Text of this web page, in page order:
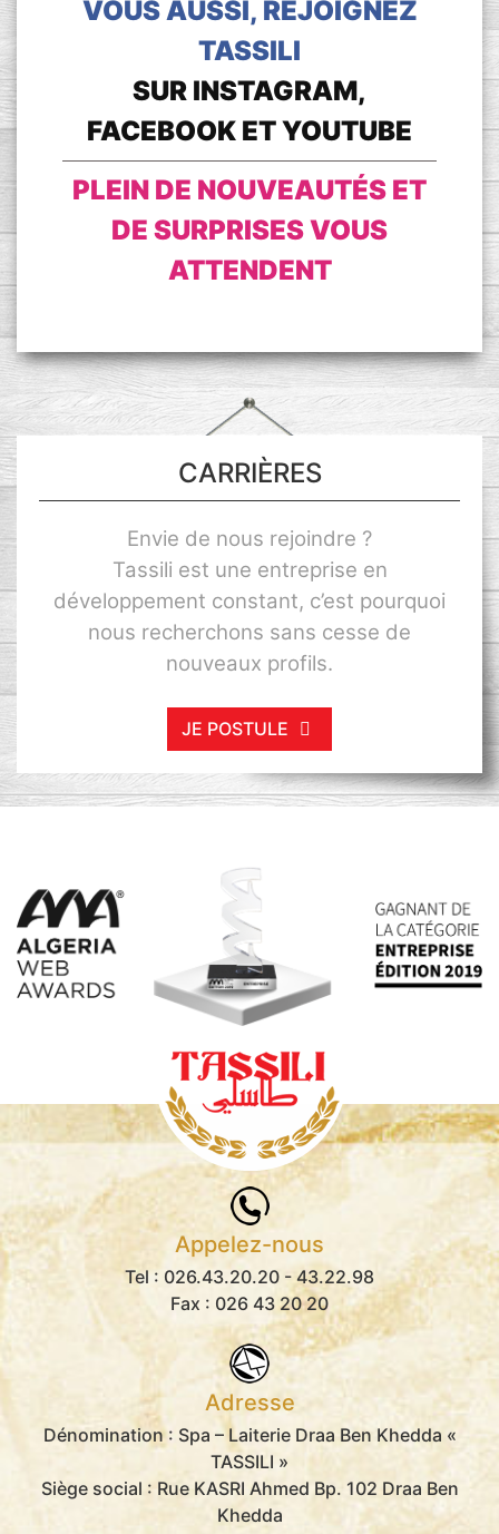
VOUS AUSSI, REJOIGNEZ
TASSILI
SUR INSTAGRAM,
FACEBOOK ET YOUTUBE
PLEIN DE NOUVEAUTÉS ET
DE SURPRISES VOUS
ATTENDENT
CARRIÈRES
Envie de nous rejoindre ?
Tassili est une entreprise en
développement constant, c’est pourquoi
nous recherchons sans cesse de
nouveaux profils.
JE POSTULE
Appelez-nous
Tel : 026.43.20.20 - 43.22.98
Fax : 026 43 20 20
Adresse
Dénomination : Spa – Laiterie Draa Ben Khedda «
TASSILI »
Siège social : Rue KASRI Ahmed Bp. 102 Draa Ben
Khedda